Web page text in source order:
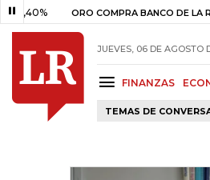
ORO COMPRA BANCO DE LA
JUEVES, 06 DE AGOSTO
FINANZAS
TEMAS DE